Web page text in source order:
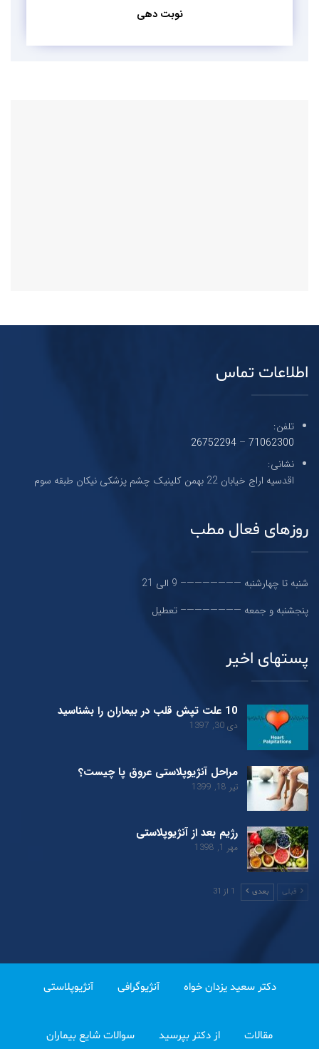
نوبت دهی
اطلاعات تماس
تلفن:
71062300
–
26752294
نشانی:
اقدسیه اراج خیابان 22 بهمن کلینیک چشم پزشکی نیکان طبقه سوم
روزهای فعال مطب
شنبه تا چهارشنبه ———————– 9 الی 21
پنجشنبه و جمعه ———————– تعطیل
پستهای اخیر
10 علت تپش قلب در بیماران را بشناسید
دی 30, 1397
مراحل آنژیوپلاستی عروق پا چیست؟
تیر 18, 1399
رژیم بعد از آنژیوپلاستی
مهر 1, 1398
قبلی بعدی 1 از 31
دکتر سعید یزدان خواه آنژیوگرافی آنژیوپلاستی
مقالات از دکتر بپرسید سوالات شایع بیماران